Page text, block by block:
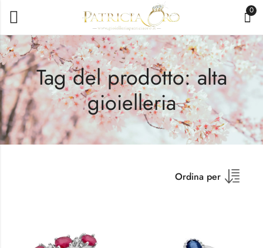
0
Tag del prodotto: alta
gioielleria
Ordina per